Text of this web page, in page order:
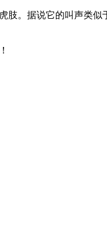
肢。据说它的叫声类